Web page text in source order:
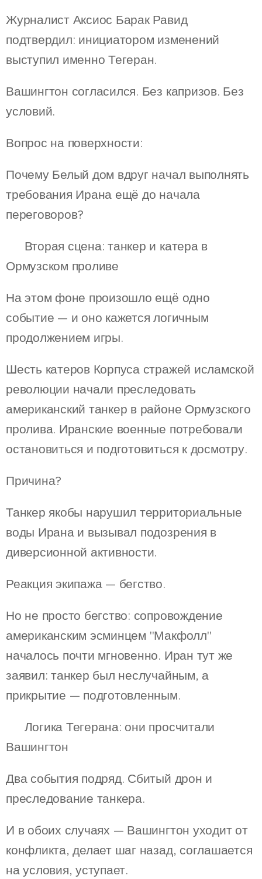
Журналист Аксиос Барак Равид
подтвердил: инициатором изменений
выступил именно Тегеран.
Вашингтон согласился. Без капризов. Без
условий.
Вопрос на поверхности:
Почему Белый дом вдруг начал выполнять
требования Ирана ещё до начала
переговоров?
🧩 Вторая сцена: танкер и катера в
Ормузском проливе
На этом фоне произошло ещё одно
событие — и оно кажется логичным
продолжением игры.
Шесть катеров Корпуса стражей исламской
революции начали преследовать
американский танкер в районе Ормузского
пролива. Иранские военные потребовали
остановиться и подготовиться к досмотру.
Причина?
Танкер якобы нарушил территориальные
воды Ирана и вызывал подозрения в
диверсионной активности.
Реакция экипажа — бегство.
Но не просто бегство: сопровождение
американским эсминцем "Макфолл"
началось почти мгновенно. Иран тут же
заявил: танкер был неслучайным, а
прикрытие — подготовленным.
🧠 Логика Тегерана: они просчитали
Вашингтон
Два события подряд. Сбитый дрон и
преследование танкера.
И в обоих случаях — Вашингтон уходит от
конфликта, делает шаг назад, соглашается
на условия, уступает.